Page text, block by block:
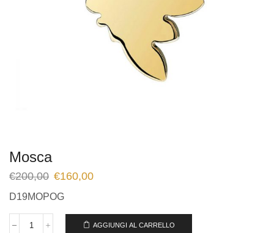
Mosca
€200,00 €160,00
D19MOPOG
AGGIUNGI AL CARRELLO